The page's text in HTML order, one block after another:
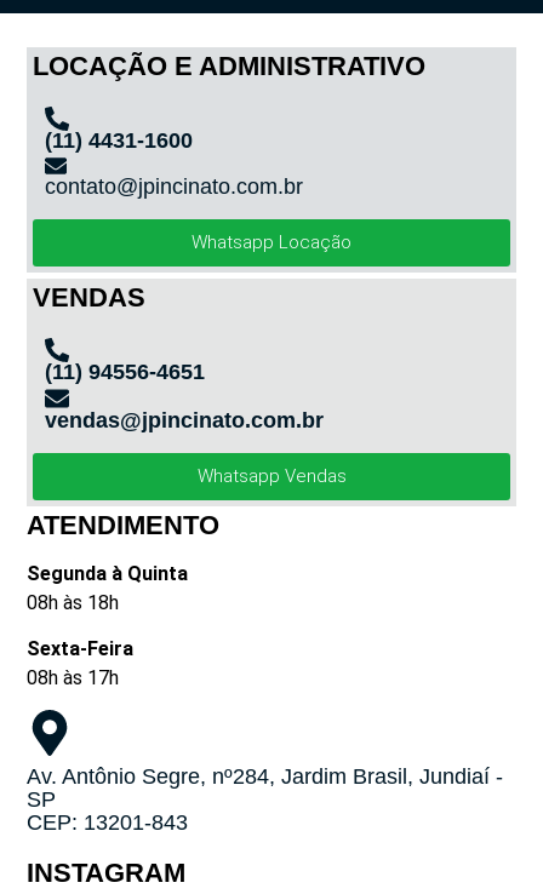
LOCAÇÃO E ADMINISTRATIVO
(11) 4431-1600
contato@jpincinato.com.br
Whatsapp Locação
VENDAS
(11) 94556-4651
vendas@jpincinato.com.br
Whatsapp Vendas
ATENDIMENTO
Segunda à Quinta
08h às 18h
Sexta-Feira
08h às 17h
Av. Antônio Segre, nº284, Jardim Brasil, Jundiaí -
SP
CEP: 13201-843
INSTAGRAM